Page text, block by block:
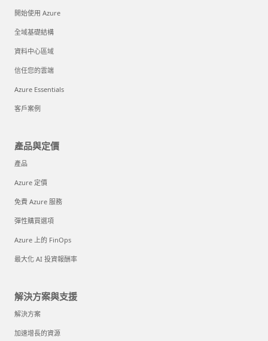
開始使用 Azure
全域基礎結構
資料中心區域
信任您的雲端
Azure Essentials
客戶案例
產品與定價
產品
Azure 定價
免費 Azure 服務
彈性購買選項
Azure 上的 FinOps
最大化 AI 投資報酬率
解決方案與支援
解決方案
加速增長的資源